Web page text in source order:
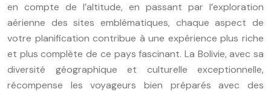
en compte de l’altitude, en passant par l’exploration
aérienne des sites emblématiques, chaque aspect de
votre planification contribue à une expérience plus riche
et plus complète de ce pays fascinant. La Bolivie, avec sa
diversité géographique et culturelle exceptionnelle,
récompense les voyageurs bien préparés avec des